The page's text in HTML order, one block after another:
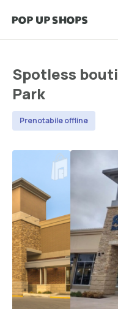
Spotless
Park
Prenotabile offline